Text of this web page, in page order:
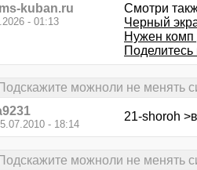
kuban.ru
- 01:13
Смотри
Черный
Нужен комп
можноли не менять
- 18:14
21-shoroh
можноли не менять